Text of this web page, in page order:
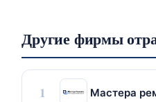
Другие фирмы
1 Мастера